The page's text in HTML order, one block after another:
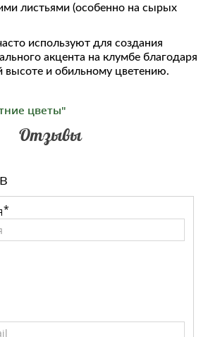
листьями (особенно на сырых
используют для создания
акцента на клумбе благодаря
высоте и обильному цветению.
цветы"
Отзывы